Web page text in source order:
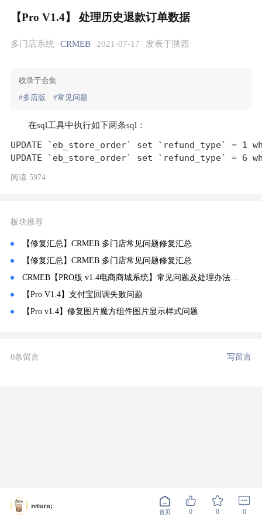
【Pro V1.4】 处理历史退款订单数据
多门店系统 CRMEB 2021-07-17 发表于陕西
收录于合集
#多店版
#常见问题
在sql工具中执行如下两条sql：
UPDATE `eb_store_order` set `refund_type` = 1
阅读 5974
板块推荐
【修复汇总】CRMEB 多门店常见问题修复汇总
【修复汇总】CRMEB 多门店常见问题修复汇总
CRMEB【PRO版 v1.4电商商城系统】常见问题及处理办法汇总
【Pro V1.4】支付宝回调失败问题
【Pro v1.4】修复图片魔方组件图片显示样式问题
return;
首页 0 0 0
0条留言 写留言